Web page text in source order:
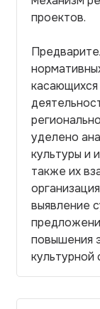
проектов.
касающихся
уделено
культуры и
также их
выявление
повышения
культурной